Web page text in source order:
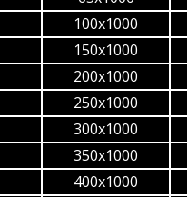
100x1000
150x1000
200x1000
250x1000
300x1000
350x1000
400x1000